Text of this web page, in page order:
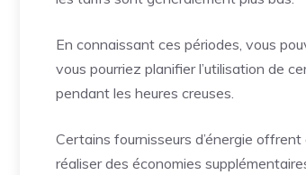
En connaissant ces périodes, vous
vous pourriez planifier l’utilisation de
pendant les heures creuses.
Certains fournisseurs d’énergie
réaliser des économies